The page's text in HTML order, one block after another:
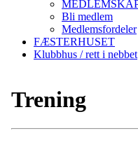
Bli medlem
Medlemsfordeler
FÆSTERHUSET
Klubbhus / rett i nebbet
Trening